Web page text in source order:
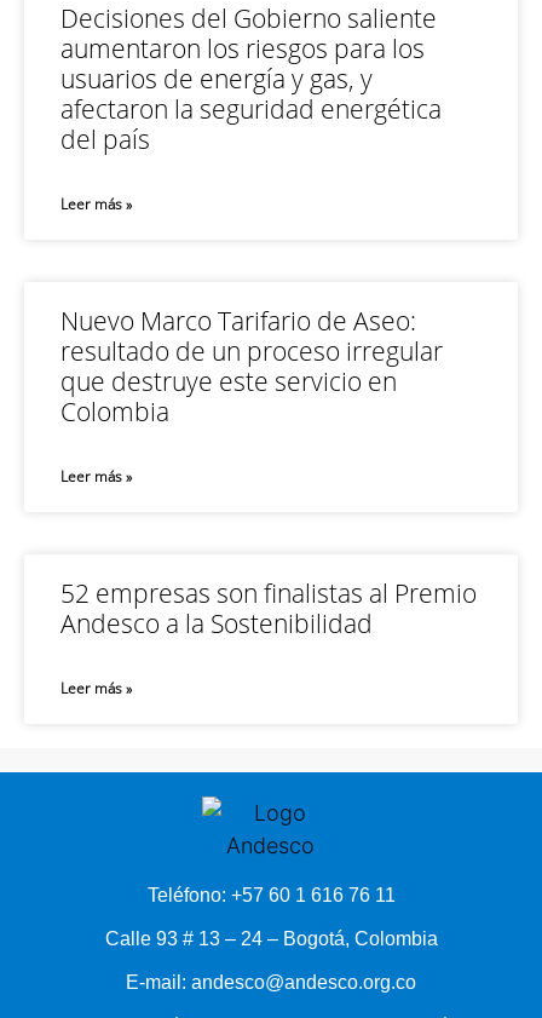
Decisiones del Gobierno saliente
aumentaron los riesgos para los
usuarios de energía y gas, y
afectaron la seguridad energética
del país
Leer más »
Nuevo Marco Tarifario de Aseo:
resultado de un proceso irregular
que destruye este servicio en
Colombia
Leer más »
52 empresas son finalistas al Premio
Andesco a la Sostenibilidad
Leer más »
Teléfono: +57 60 1 616 76 11
Calle 93 # 13 – 24 – Bogotá, Colombia
E-mail: andesco@andesco.org.co